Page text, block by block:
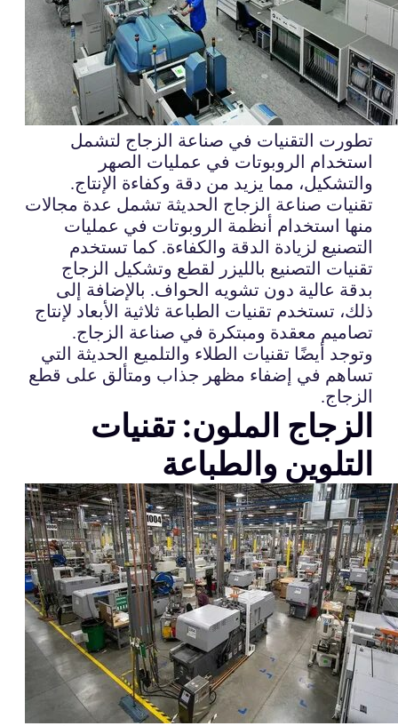
تطورت التقنيات في صناعة الزجاج لتشمل
استخدام الروبوتات في عمليات الصهر
والتشكيل، مما يزيد من دقة وكفاءة الإنتاج.
تقنيات صناعة الزجاج الحديثة تشمل عدة مجالات
منها استخدام أنظمة الروبوتات في عمليات
التصنيع لزيادة الدقة والكفاءة. كما تستخدم
تقنيات التصنيع بالليزر لقطع وتشكيل الزجاج
بدقة عالية دون تشويه الحواف. بالإضافة إلى
ذلك، تستخدم تقنيات الطباعة ثلاثية الأبعاد لإنتاج
تصاميم معقدة ومبتكرة في صناعة الزجاج.
وتوجد أيضًا تقنيات الطلاء والتلميع الحديثة التي
تساهم في إضفاء مظهر جذاب ومتألق على قطع
الزجاج.
الزجاج الملون: تقنيات
التلوين والطباعة